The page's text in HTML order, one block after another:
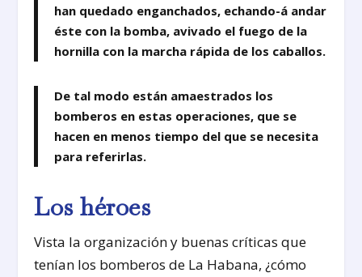
han quedado enganchados, echando-á andar
éste con la bomba, avivado el fuego de la
hornilla con la marcha rápida de los caballos.
De tal modo están amaestrados los
bomberos en estas operaciones, que se
hacen en menos tiempo del que se necesita
para referirlas.
Los héroes
Vista la organización y buenas críticas que
tenían los bomberos de La Habana, ¿cómo